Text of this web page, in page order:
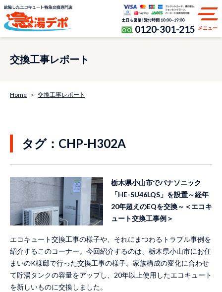
0120-301-215 メニュー
交換工事レポート
Home 交換工事レポート
タグ：CHP-H302A
栃木県小山市でパナソニック
「HE-SU46LQS」を設置～経年
20年超えのEQを交換～＜エコキ
ュート交換工事例＞
エコキュート交換工事の様子や、それにまつわるトラブル事例を
紹介するこのコーナー。今回紹介するのは、栃木県小山市にお住
まいのK様邸で行った交換工事の様子。家族構成の変化に合わせ
て貯湯タンクの容量をアップし、20年以上使用したエコキュート
を新しいものに交換しました。